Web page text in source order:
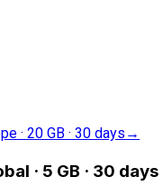
· 20 GB · 30 days →
· 5 GB · 30 days